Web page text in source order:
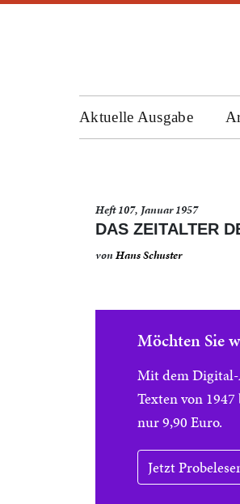
Aktuelle Ausgabe
Heft 107, Januar 1957
DAS ZEITALTER
vonHans Schuster
Möchten Sie
Mit dem Digital-
Texten von
nur 9,90 Euro.
Jetzt